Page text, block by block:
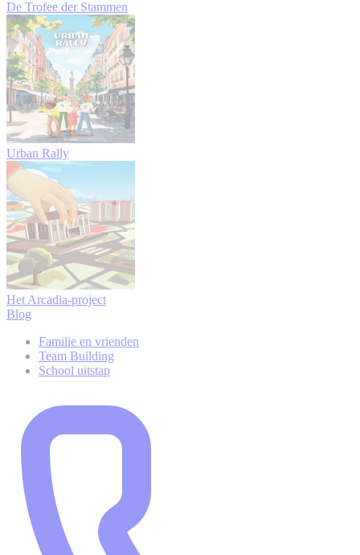
De Trofee der Stammen
Urban Rally
Het Arcadia-project
Blog
Familie en vrienden
Team Building
School uitstap